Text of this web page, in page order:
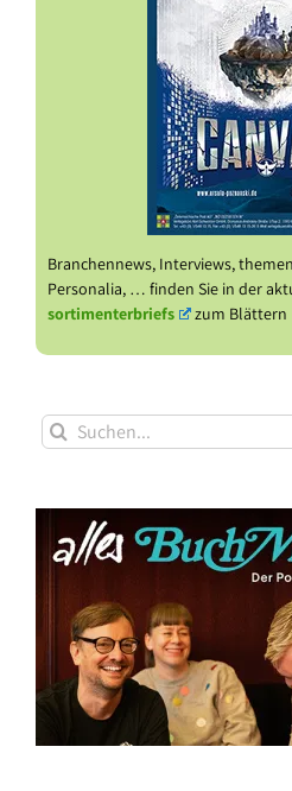
Branchennews, Interviews,
Personalia, … finden Sie in der
sortimenterbriefs
zum Blättern
Suche
nach: